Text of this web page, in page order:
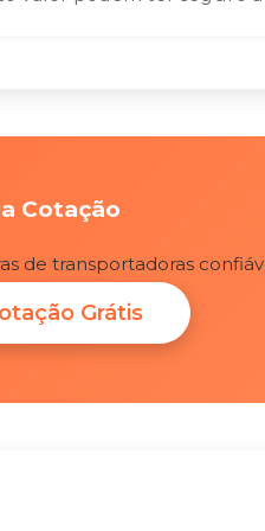
Cotação
de transportadoras
Grátis